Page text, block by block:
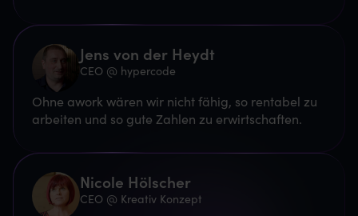
Jens von der Heydt
CEO @ hypercode
Ohne awork wären wir nicht fähig, so rentabel zu
arbeiten und so gute Zahlen zu erwirtschaften.
Nicole Hölscher
CEO @ Kreativ Konzept